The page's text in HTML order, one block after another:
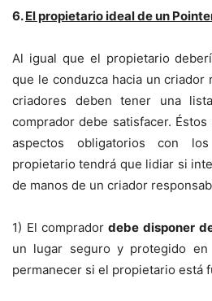
6.El propietario ideal de un
Al igual que el propietario
que le conduzca hacia un criador
criadores deben tener una
comprador debe satisfacer.
aspectos obligatorios con
propietario tendrá que lidiar si
de manos de un criador
1) El comprador debe disponer
un lugar seguro y protegido
permanecer si el propietario está